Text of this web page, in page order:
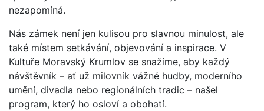
nezapomíná.
Nás zámek není jen kulisou pro slavnou minulost, ale
také místem setkávání, objevování a inspirace. V
Kultuře Moravský Krumlov se snažíme, aby každý
návštěvník – ať už milovník vážné hudby, moderního
umění, divadla nebo regionálních tradic – našel
program, který ho osloví a obohatí.